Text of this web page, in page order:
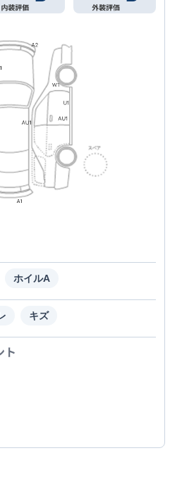
ホイルA
キズ
ト